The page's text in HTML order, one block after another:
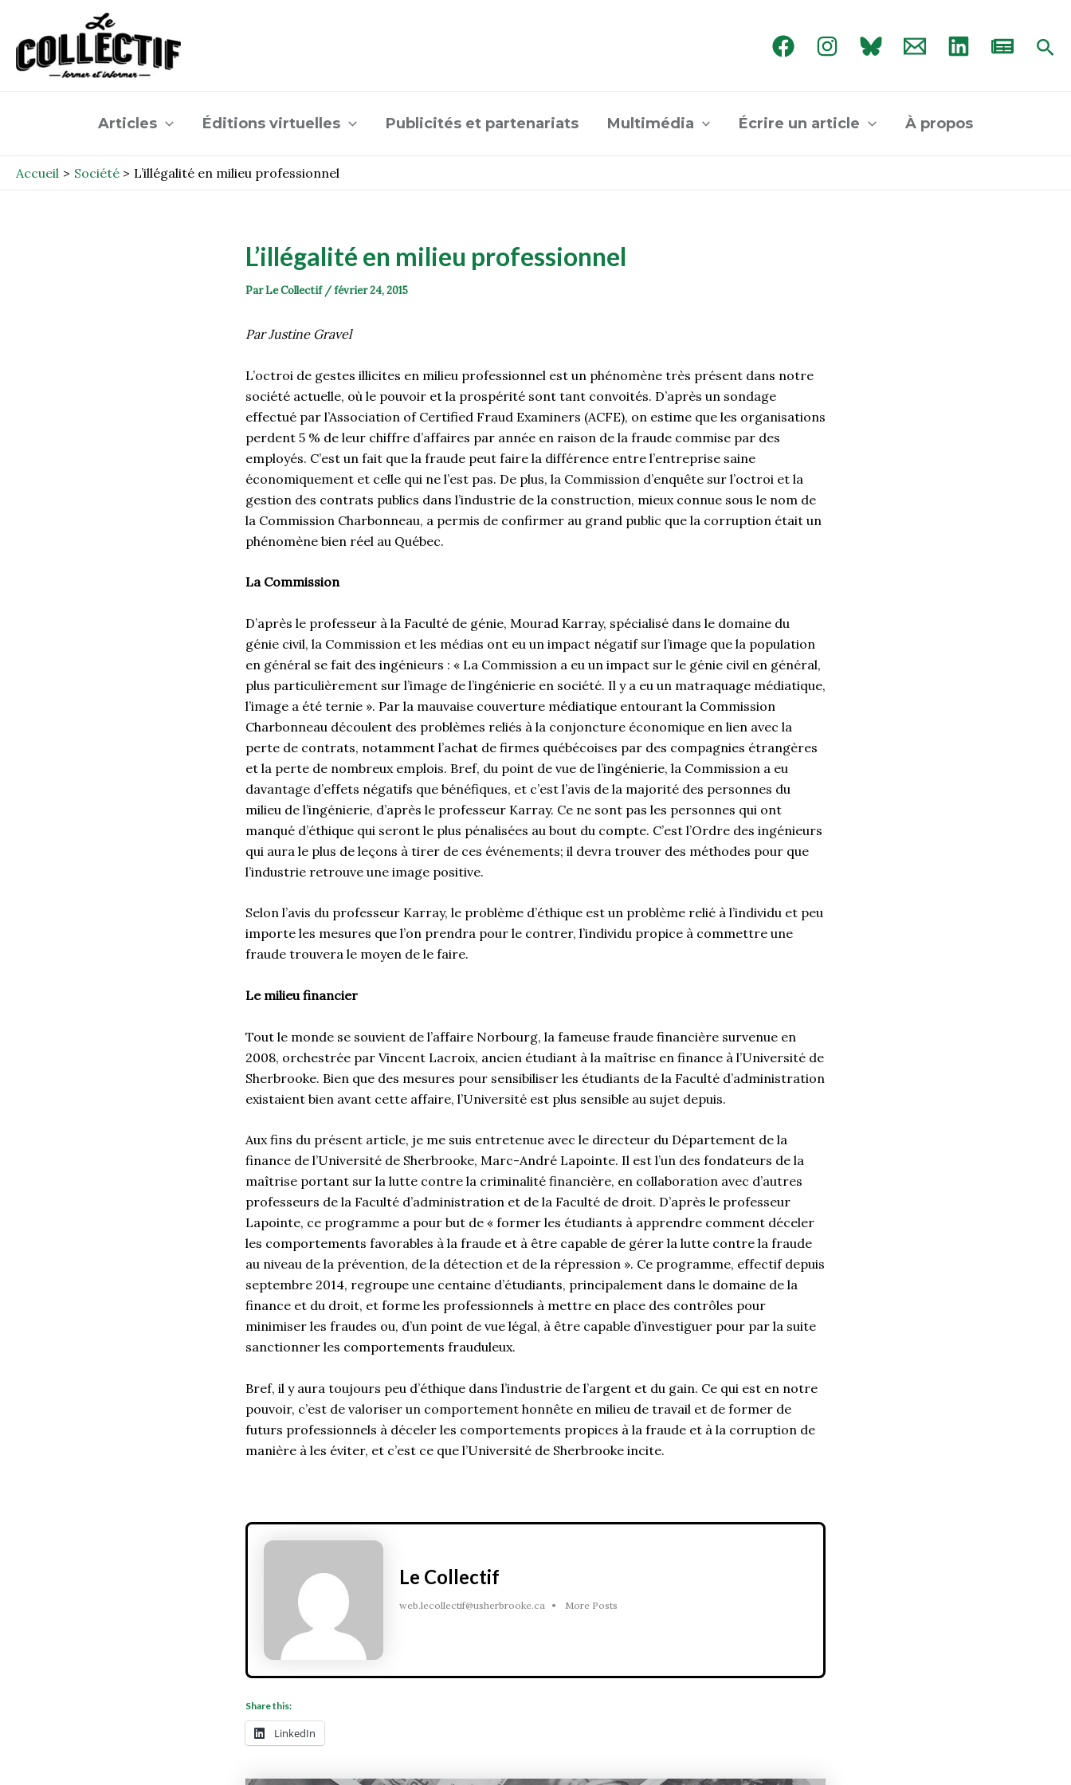
contenu
Articles Éditions virtuelles Publicités et partenariats Multimédia Écrire un article À propos
Accueil Société L’illégalité en milieu professionnel
L’illégalité en milieu professionnel
ParLe Collectif /février 24, 2015
Par Justine Gravel
L’octroi de gestes illicites en milieu professionnel est un phénomène très présent dans notre
société actuelle, où le pouvoir et la prospérité sont tant convoités. D’après un sondage
effectué par l’Association of Certified Fraud Examiners (ACFE), on estime que les organisations
perdent 5 % de leur chiffre d’affaires par année en raison de la fraude commise par des
employés. C’est un fait que la fraude peut faire la différence entre l’entreprise saine
économiquement et celle qui ne l’est pas. De plus, la Commission d’enquête sur l’octroi et la
gestion des contrats publics dans l’industrie de la construction, mieux connue sous le nom de
la Commission Charbonneau, a permis de confirmer au grand public que la corruption était un
phénomène bien réel au Québec.
La Commission
D’après le professeur à la Faculté de génie, Mourad Karray, spécialisé dans le domaine du
génie civil, la Commission et les médias ont eu un impact négatif sur l’image que la population
en général se fait des ingénieurs : « La Commission a eu un impact sur le génie civil en général,
plus particulièrement sur l’image de l’ingénierie en société. Il y a eu un matraquage médiatique,
l’image a été ternie ». Par la mauvaise couverture médiatique entourant la Commission
Charbonneau découlent des problèmes reliés à la conjoncture économique en lien avec la
perte de contrats, notamment l’achat de firmes québécoises par des compagnies étrangères
et la perte de nombreux emplois. Bref, du point de vue de l’ingénierie, la Commission a eu
davantage d’effets négatifs que bénéfiques, et c’est l’avis de la majorité des personnes du
milieu de l’ingénierie, d’après le professeur Karray. Ce ne sont pas les personnes qui ont
manqué d’éthique qui seront le plus pénalisées au bout du compte. C’est l’Ordre des ingénieurs
qui aura le plus de leçons à tirer de ces événements; il devra trouver des méthodes pour que
l’industrie retrouve une image positive.
Selon l’avis du professeur Karray, le problème d’éthique est un problème relié à l’individu et peu
importe les mesures que l’on prendra pour le contrer, l’individu propice à commettre une
fraude trouvera le moyen de le faire.
Le milieu financier
Tout le monde se souvient de l’affaire Norbourg, la fameuse fraude financière survenue en
2008, orchestrée par Vincent Lacroix, ancien étudiant à la maîtrise en finance à l’Université de
Sherbrooke. Bien que des mesures pour sensibiliser les étudiants de la Faculté d’administration
existaient bien avant cette affaire, l’Université est plus sensible au sujet depuis.
Aux fins du présent article, je me suis entretenue avec le directeur du Département de la
finance de l’Université de Sherbrooke, Marc-André Lapointe. Il est l’un des fondateurs de la
maîtrise portant sur la lutte contre la criminalité financière, en collaboration avec d’autres
professeurs de la Faculté d’administration et de la Faculté de droit. D’après le professeur
Lapointe, ce programme a pour but de « former les étudiants à apprendre comment déceler
les comportements favorables à la fraude et à être capable de gérer la lutte contre la fraude
au niveau de la prévention, de la détection et de la répression ». Ce programme, effectif depuis
septembre 2014, regroupe une centaine d’étudiants, principalement dans le domaine de la
finance et du droit, et forme les professionnels à mettre en place des contrôles pour
minimiser les fraudes ou, d’un point de vue légal, à être capable d’investiguer pour par la suite
sanctionner les comportements frauduleux.
Bref, il y aura toujours peu d’éthique dans l’industrie de l’argent et du gain. Ce qui est en notre
pouvoir, c’est de valoriser un comportement honnête en milieu de travail et de former de
futurs professionnels à déceler les comportements propices à la fraude et à la corruption de
manière à les éviter, et c’est ce que l’Université de Sherbrooke incite.
Le Collectif
web.lecollectif@usherbrooke.ca • More Posts
Share this:
LinkedIn